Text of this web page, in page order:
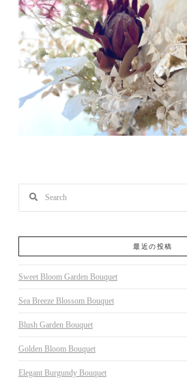
最近の投稿
Sweet Bloom Garden Bouquet
Sea Breeze Blossom Bouquet
Blush Garden Bouquet
Golden Bloom Bouquet
Elegant Burgundy Bouquet